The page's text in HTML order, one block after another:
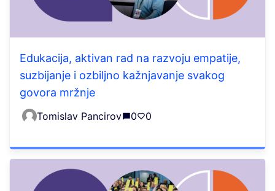
Edukacija, aktivan rad na razvoju empatije,
suzbijanje i ozbiljno kažnjavanje svakog
govora mržnje
Tomislav Pancirov 0 0